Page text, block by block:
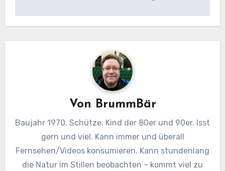
Von BrummBär
Baujahr 1970. Schütze. Kind der 80er und 90er. Isst
gern und viel. Kann immer und überall
Fernsehen/Videos konsumieren. Kann stundenlang
die Natur im Stillen beobachten – kommt viel zu